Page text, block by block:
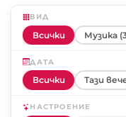
ВИД
Всички Музика
ДАТА
Всички Тази
НАСТРОЕНИЕ